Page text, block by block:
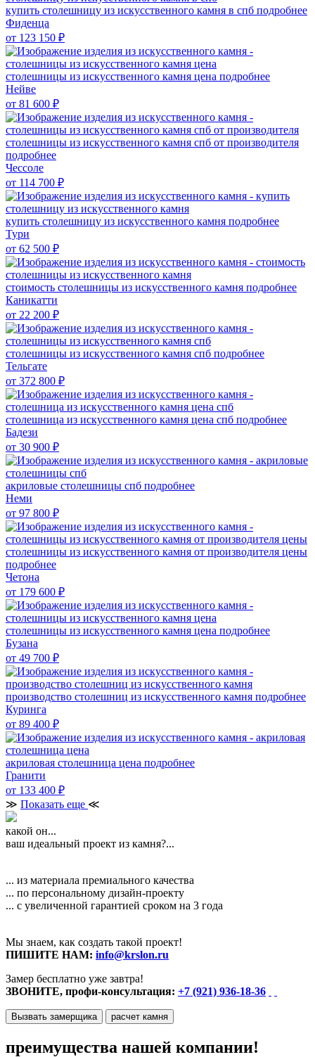
купить столешницу из искусственного камня в спб подробнее
Фиденца
от 123 150 ₽
столешницы из искусственного камня цена подробнее
Нейве
от 81 600 ₽
столешницы из искусственного камня спб от производителя
подробнее
Чессоле
от 114 700 ₽
купить столешницу из искусственного камня подробнее
Тури
от 62 500 ₽
стоимость столешницы из искусственного камня подробнее
Каникатти
от 22 200 ₽
столешницы из искусственного камня спб подробнее
Тельгате
от 372 800 ₽
столешница из искусственного камня цена спб подробнее
Бадези
от 30 900 ₽
акриловые столешницы спб подробнее
Неми
от 97 800 ₽
столешницы из искусственного камня от производителя цены
подробнее
Четона
от 179 600 ₽
столешницы из искусственного камня цена подробнее
Бузана
от 49 700 ₽
производство столешниц из искусственного камня подробнее
Куринга
от 89 400 ₽
акриловая столешница цена подробнее
Гранити
от 133 400 ₽
≫ Показать еще ≪
какой он...
ваш идеальный проект из камня?...
... из материала премиального качества
... по персональному дизайн-проекту
... с увеличенной гарантией сроком на 3 года
Мы знаем, как создать такой проект!
ПИШИТЕ НАМ: info@krslon.ru
Замер бесплатно уже завтра!
ЗВОНИТЕ, профи-консультация: +7 (921) 936-18-36
Вызвать замерщика расчет камня
преимущества нашей компании!